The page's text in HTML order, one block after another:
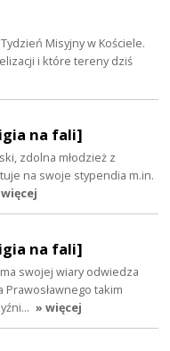
Misyjny w Kościele.
i które tereny dziś
na fali]
zdolna młodzież z
na swoje stypendia m.in.
na fali]
swojej wiary odwiedza
Prawosławnego takim
» więcej